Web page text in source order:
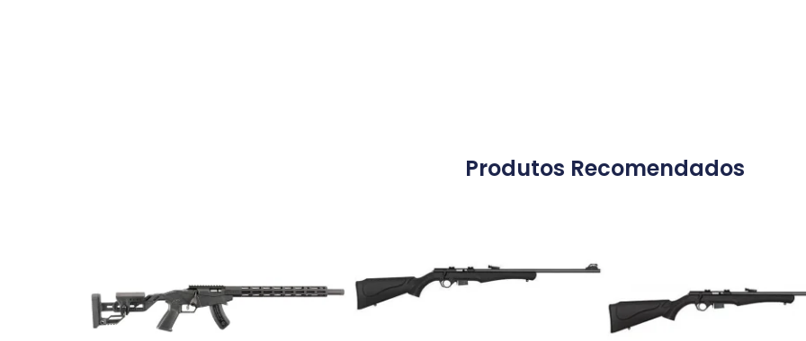
Produtos Recomendados